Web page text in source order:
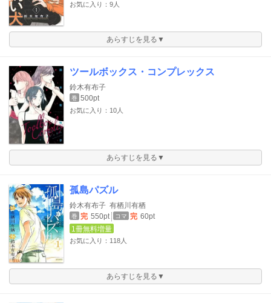
お気に入り：9人
あらすじを見る▼
ツールボックス・コンプレックス
鈴木有布子
巻 500pt
お気に入り：10人
あらすじを見る▼
孤島パズル
鈴木有布子 有栖川有栖
巻 完 550pt コマ 完 60pt
1冊無料増量
お気に入り：118人
あらすじを見る▼